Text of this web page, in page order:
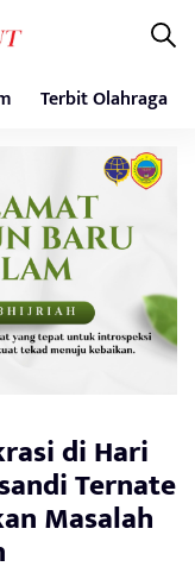
Terbit Olahraga
di Hari
Ternate
Masalah